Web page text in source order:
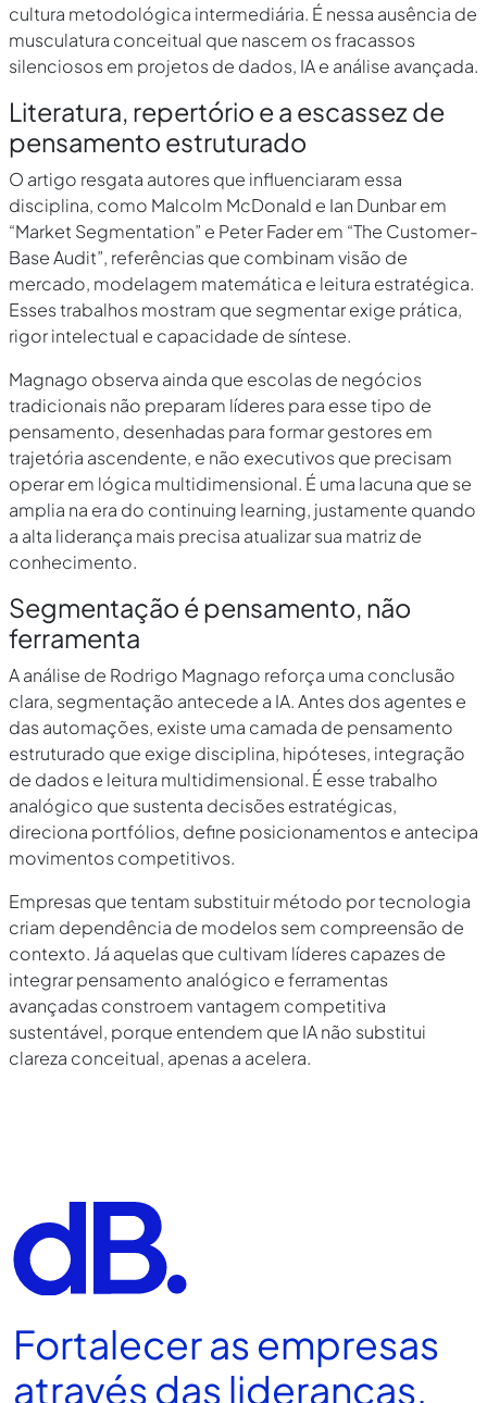
cultura metodológica intermediária. É nessa ausência de
musculatura conceitual que nascem os fracassos
silenciosos em projetos de dados, IA e análise avançada.
Literatura, repertório e a escassez de
pensamento estruturado
O artigo resgata autores que influenciaram essa
disciplina, como Malcolm McDonald e Ian Dunbar em
“Market Segmentation” e Peter Fader em “The Customer-
Base Audit”, referências que combinam visão de
mercado, modelagem matemática e leitura estratégica.
Esses trabalhos mostram que segmentar exige prática,
rigor intelectual e capacidade de síntese.
Magnago observa ainda que escolas de negócios
tradicionais não preparam líderes para esse tipo de
pensamento, desenhadas para formar gestores em
trajetória ascendente, e não executivos que precisam
operar em lógica multidimensional. É uma lacuna que se
amplia na era do continuing learning, justamente quando
a alta liderança mais precisa atualizar sua matriz de
conhecimento.
Segmentação é pensamento, não
ferramenta
A análise de Rodrigo Magnago reforça uma conclusão
clara, segmentação antecede a IA. Antes dos agentes e
das automações, existe uma camada de pensamento
estruturado que exige disciplina, hipóteses, integração
de dados e leitura multidimensional. É esse trabalho
analógico que sustenta decisões estratégicas,
direciona portfólios, define posicionamentos e antecipa
movimentos competitivos.
Empresas que tentam substituir método por tecnologia
criam dependência de modelos sem compreensão de
contexto. Já aquelas que cultivam líderes capazes de
integrar pensamento analógico e ferramentas
avançadas constroem vantagem competitiva
sustentável, porque entendem que IA não substitui
clareza conceitual, apenas a acelera.
Fortalecer as empresas
através das lideranças.